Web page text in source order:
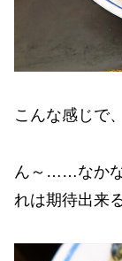
こんな感じで
ん～……なかな
れは期待出来